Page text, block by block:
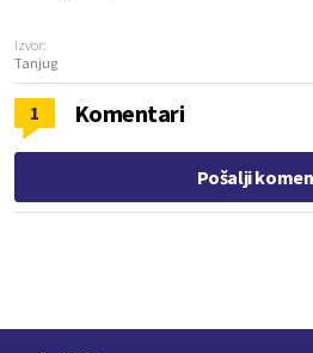
Izvor:
Tanjug
1 Komentari
Pošalji